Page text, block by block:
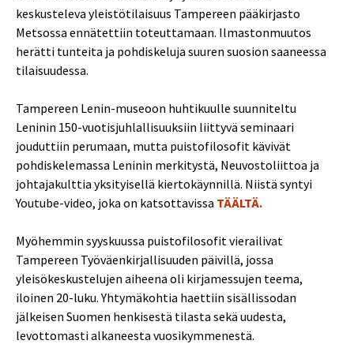
keskusteleva yleistötilaisuus Tampereen pääkirjasto
Metsossa ennätettiin toteuttamaan. Ilmastonmuutos
herätti tunteita ja pohdiskeluja suuren suosion saaneessa
tilaisuudessa.
Tampereen Lenin-museoon huhtikuulle suunniteltu
Leninin 150-vuotisjuhlallisuuksiin liittyvä seminaari
jouduttiin perumaan, mutta puistofilosofit kävivät
pohdiskelemassa Leninin merkitystä, Neuvostoliittoa ja
johtajakulttia yksityisellä kiertokäynnillä. Niistä syntyi
Youtube-video, joka on katsottavissa TÄÄLTÄ.
Myöhemmin syyskuussa puistofilosofit vierailivat
Tampereen Työväenkirjallisuuden päivillä, jossa
yleisökeskustelujen aiheena oli kirjamessujen teema,
iloinen 20-luku. Yhtymäkohtia haettiin sisällissodan
jälkeisen Suomen henkisestä tilasta sekä uudesta,
levottomasti alkaneesta vuosikymmenestä.